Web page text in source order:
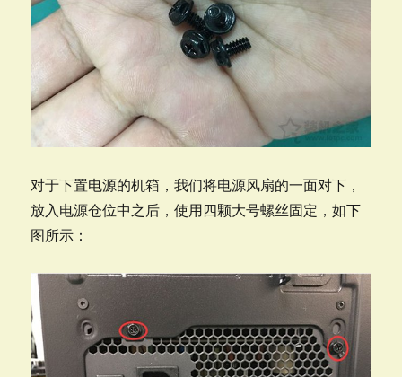
对于下置电源的机箱，我们将电源风扇的一面对下，
放入电源仓位中之后，使用四颗大号螺丝固定，如下
图所示：